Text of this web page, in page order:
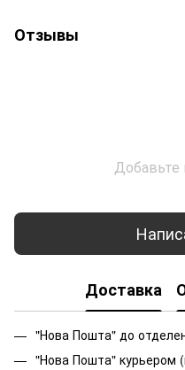
Отзывы
Доставка
"Нова Пошта" до
"Нова Пошта" курьером